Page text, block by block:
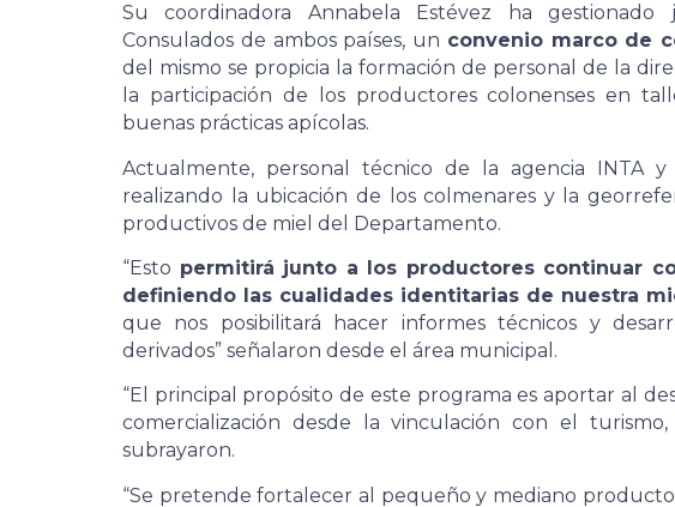
Su coordinadora Annabela Estévez ha
Consulados de ambos países, un convenio marco de
del mismo se propicia la formación de personal de la
la participación de los productores colonenses en
buenas prácticas apícolas.
Actualmente, personal técnico de la agencia INTA
realizando la ubicación de los colmenares y la
productivos de miel del Departamento.
“Esto permitirá junto a los productores continuar
definiendo las cualidades identitarias de nuestra
que nos posibilitará hacer informes técnicos y
derivados” señalaron desde el área municipal.
“El principal propósito de este programa es aportar al
comercialización desde la vinculación con el
subrayaron.
“Se pretende fortalecer al pequeño y mediano